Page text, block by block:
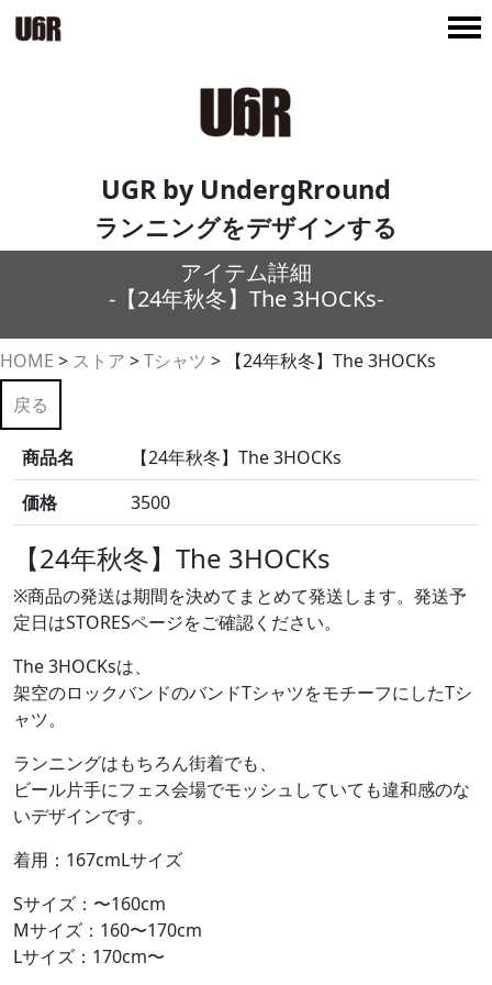
UGR by UndergRround
ランニングをデザインする
アイテム詳細
-【24年秋冬】The 3HOCKs-
HOME > ストア >Tシャツ >
【24年秋冬】The 3HOCKs
戻る
商品名
【24年秋冬】The 3HOCKs
価格
3500
【24年秋冬】The 3HOCKs
※商品の発送は期間を決めてまとめて発送します。発送予
定日はSTORESページをご確認ください。
The 3HOCKsは、
架空のロックバンドのバンドTシャツをモチーフにしたTシ
ャツ。
ランニングはもちろん街着でも、
ビール片手にフェス会場でモッシュしていても違和感のな
いデザインです。
着用：167cmLサイズ
Sサイズ：〜160cm
Mサイズ：160〜170cm
Lサイズ：170cm〜